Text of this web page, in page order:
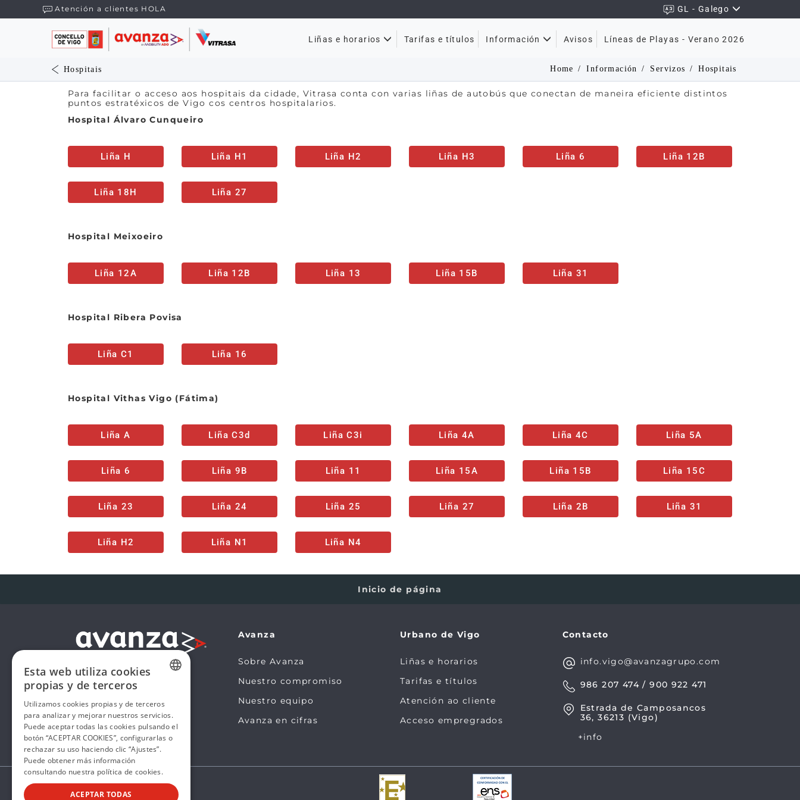
Atención a clientes HOLA GL - Galego
Liñas e horarios Tarifas e títulos Información Avisos Líneas de Playas - Verano 2026
Hospitais Home Información Servizos Hospitais
Para facilitar o acceso aos hospitais da cidade, Vitrasa conta con varias liñas de autobús que conectan de maneira eficiente distintos
puntos estratéxicos de Vigo cos centros hospitalarios.
Hospital Álvaro Cunqueiro
Liña H
Liña 18H
Liña H1
Liña 27
Liña H2 Liña H3 Liña 6 Liña 12B
Hospital Meixoeiro
Liña 12A Liña 12B Liña 13 Liña 15B Liña 31
Hospital Ribera Povisa
Liña C1 Liña 16
Hospital Vithas Vigo (Fátima)
Liña A
Liña 6
Liña 23
Liña H2
Liña C3d
Liña 9B
Liña 24
Liña N1
Liña C3i
Liña 11
Liña 25
Liña N4
Liña 4A
Liña 15A
Liña 27
Liña 4C
Liña 15B
Liña 2B
Liña 5A
Liña 15C
Liña 31
Inicio de página
Avanza
Sobre Avanza
Nuestro compromiso
Nuestro equipo
Avanza en cifras
Urbano de Vigo
Liñas e horarios
Tarifas e títulos
Atención ao cliente
Acceso empregrados
Contacto
info.vigo@avanzagrupo.com
986 207 474 / 900 922 471
Estrada de Camposancos
36, 36213 (Vigo)
+info
SPANISH
Esta web utiliza cookies
propias y de terceros
Utilizamos cookies propias y de terceros
para analizar y mejorar nuestros servicios.
Puede aceptar todas las cookies pulsando el
botón “ACEPTAR COOKIES”, configurarlas o
rechazar su uso haciendo clic “Ajustes”.
Puede obtener más información
consultando nuestra política de cookies.
ACEPTAR TODAS